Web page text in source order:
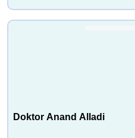
Doktor Anand Alladi